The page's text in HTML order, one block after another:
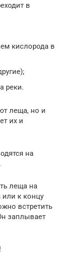
в
кислорода в
реки.
леща, но и
их и
на
леща на
к концу
встретить
заплывает